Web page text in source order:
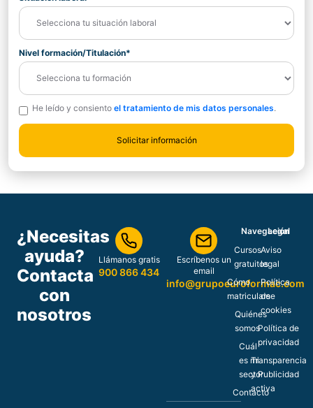
Nivel formación/Titulación*
He leído y consiento el tratamiento de mis datos personales.
¿Necesitas
ayuda?
Contacta
con
nosotros
Llámanos gratis
900 866 434
Escríbenos un
email
info@grupoeuroformac.com
Navegación
Cursos
gratuitos
Cómo
matricularse
Quiénes
somos
Cuál
es mi
sector
Contacto
Legal
Aviso
legal
Política
de
cookies
Política de
privacidad
Transparencia
y Publicidad
activa